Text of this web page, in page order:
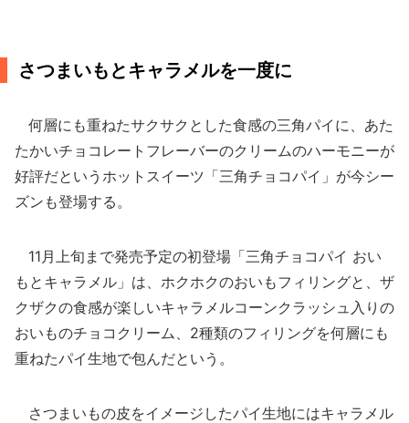
さつまいもとキャラメルを一度に
何層にも重ねたサクサクとした食感の三角パイに、あた
たかいチョコレートフレーバーのクリームのハーモニーが
好評だというホットスイーツ「三角チョコパイ」が今シー
ズンも登場する。
11月上旬まで発売予定の初登場「三角チョコパイ おい
もとキャラメル」は、ホクホクのおいもフィリングと、ザ
クザクの食感が楽しいキャラメルコーンクラッシュ入りの
おいものチョコクリーム、2種類のフィリングを何層にも
重ねたパイ生地で包んだという。
さつまいもの皮をイメージしたパイ生地にはキャラメル